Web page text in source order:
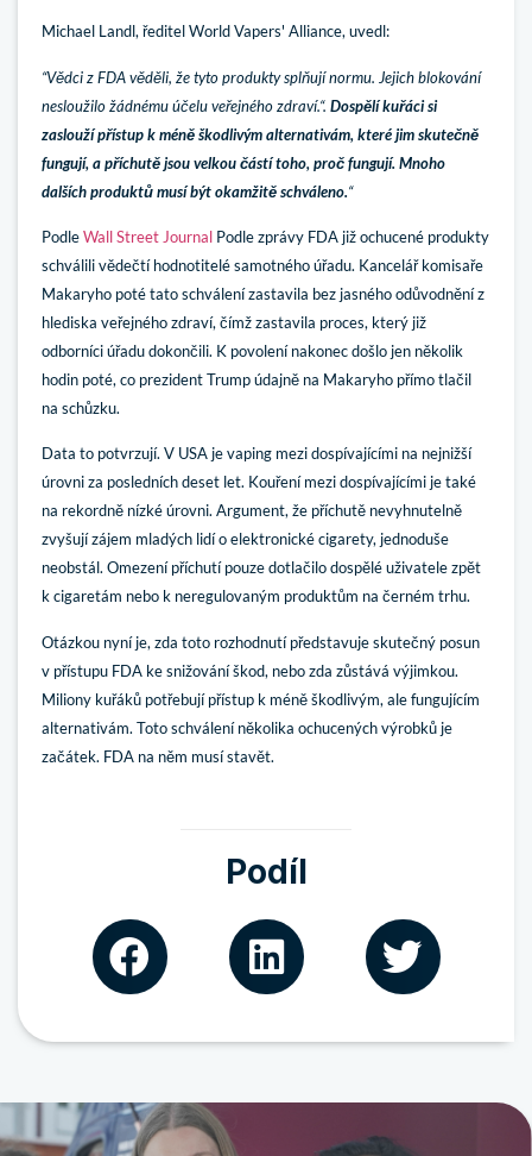
Michael Landl, ředitel World Vapers' Alliance, uvedl:
“Vědci z FDA věděli, že tyto produkty splňují normu. Jejich blokování
nesloužilo žádnému účelu veřejného zdraví.“. Dospělí kuřáci si
zaslouží přístup k méně škodlivým alternativám, které jim skutečně
fungují, a příchutě jsou velkou částí toho, proč fungují. Mnoho
dalších produktů musí být okamžitě schváleno.“
PodleWall Street Journal Podle zprávy FDA již ochucené produkty
schválili vědečtí hodnotitelé samotného úřadu. Kancelář komisaře
Makaryho poté tato schválení zastavila bez jasného odůvodnění z
hlediska veřejného zdraví, čímž zastavila proces, který již
odborníci úřadu dokončili. K povolení nakonec došlo jen několik
hodin poté, co prezident Trump údajně na Makaryho přímo tlačil
na schůzku.
Data to potvrzují. V USA je vaping mezi dospívajícími na nejnižší
úrovni za posledních deset let. Kouření mezi dospívajícími je také
na rekordně nízké úrovni. Argument, že příchutě nevyhnutelně
zvyšují zájem mladých lidí o elektronické cigarety, jednoduše
neobstál. Omezení příchutí pouze dotlačilo dospělé uživatele zpět
k cigaretám nebo k neregulovaným produktům na černém trhu.
Otázkou nyní je, zda toto rozhodnutí představuje skutečný posun
v přístupu FDA ke snižování škod, nebo zda zůstává výjimkou.
Miliony kuřáků potřebují přístup k méně škodlivým, ale fungujícím
alternativám. Toto schválení několika ochucených výrobků je
začátek. FDA na něm musí stavět.
Podíl